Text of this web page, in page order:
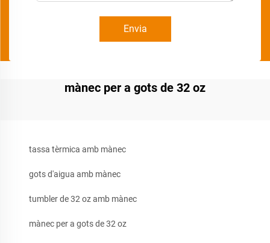
Envia
mànec per a gots de 32 oz
tassa tèrmica amb mànec
gots d'aigua amb mànec
tumbler de 32 oz amb mànec
mànec per a gots de 32 oz